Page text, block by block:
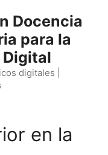
Docencia
para la
Digital
digitales |
en la